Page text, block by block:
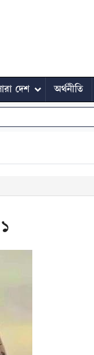
দেশ অর্থনীতি